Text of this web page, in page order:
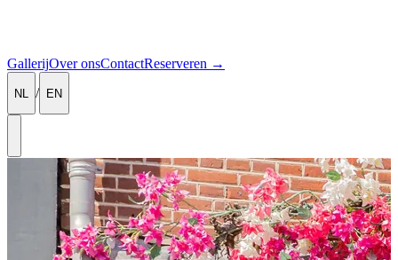
GallerijOver onsContactReserveren →
NL / EN